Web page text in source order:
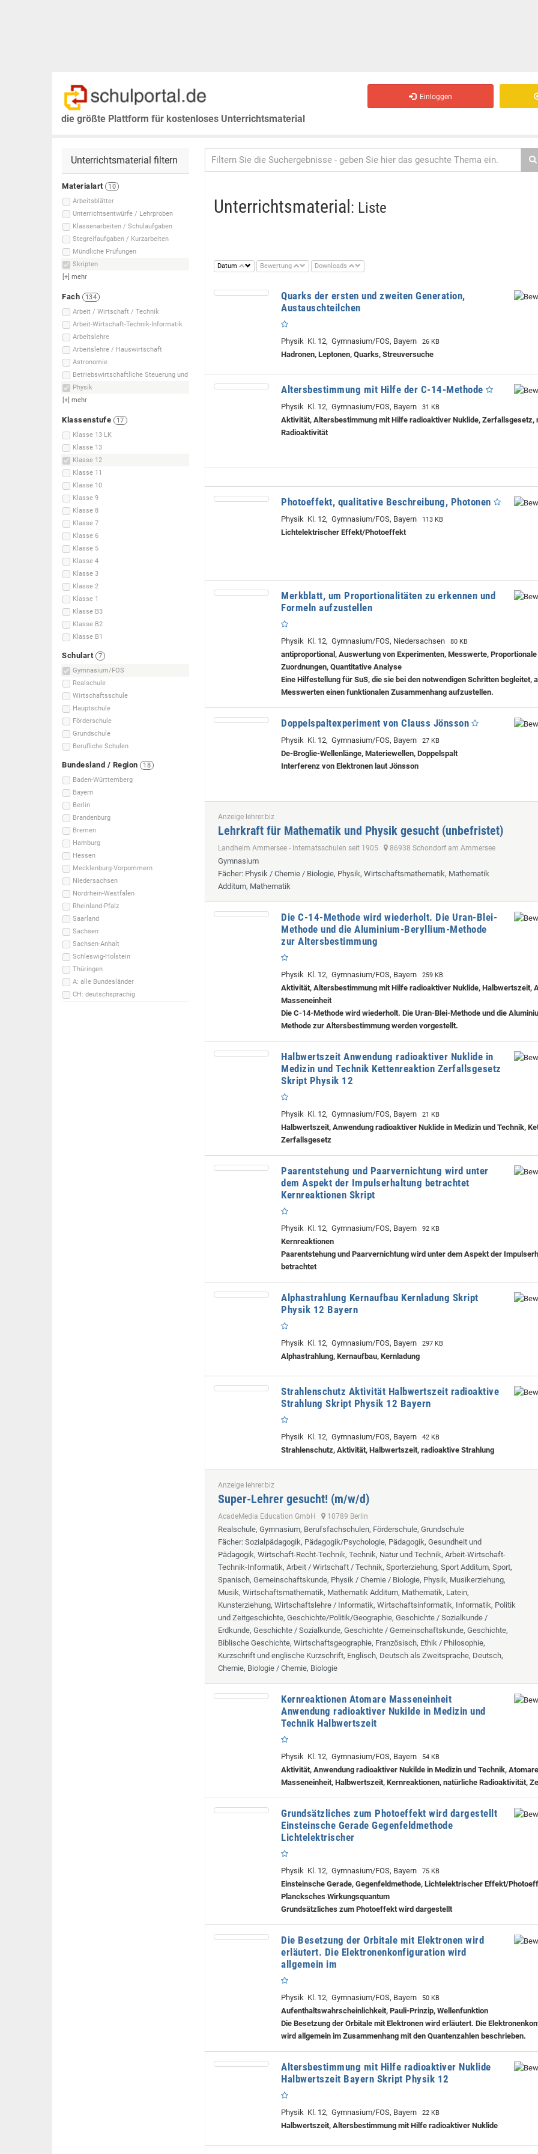
die größte Plattform für kostenloses Unterrichtsmaterial
Einloggen
Unterrichtsmaterial filtern
Materialart
10
Arbeitsblätter
Unterrichtsentwürfe / Lehrproben
Klassenarbeiten / Schulaufgaben
Stegreifaufgaben / Kurzarbeiten
Mündliche Prüfungen
Skripten
[+] mehr
Fach
134
Arbeit / Wirtschaft / Technik
Arbeit-Wirtschaft-Technik-Informatik
Arbeitslehre
Arbeitslehre / Hauswirtschaft
Astronomie
Betriebswirtschaftliche Steuerung und
Physik
[+] mehr
Klassenstufe
17
Klasse 13 LK
Klasse 13
Klasse 12
Klasse 11
Klasse 10
Klasse 9
Klasse 8
Klasse 7
Klasse 6
Klasse 5
Klasse 4
Klasse 3
Klasse 2
Klasse 1
Klasse B3
Klasse B2
Klasse B1
Schulart
7
Gymnasium/FOS
Realschule
Wirtschaftsschule
Hauptschule
Förderschule
Grundschule
Berufliche Schulen
Bundesland / Region
18
Baden-Württemberg
Bayern
Berlin
Brandenburg
Bremen
Hamburg
Hessen
Mecklenburg-Vorpommern
Niedersachsen
Nordrhein-Westfalen
Rheinland-Pfalz
Saarland
Sachsen
Sachsen-Anhalt
Schleswig-Holstein
Thüringen
A: alle Bundesländer
CH: deutschsprachig
Unterrichtsmaterial : Liste
Datum Bewertung Downloads
Quarks der ersten und zweiten Generation,
Austauschteilchen
Physik Kl. 12, Gymnasium/FOS, Bayern 26 KB
Hadronen, Leptonen, Quarks, Streuversuche
Altersbestimmung mit Hilfe der C-14-Methode
Physik Kl. 12, Gymnasium/FOS, Bayern 31 KB
Aktivität, Altersbestimmung mit Hilfe radioaktiver Nuklide, Zerfallsgesetz,
Radioaktivität
Photoeffekt, qualitative Beschreibung, Photonen
Physik Kl. 12, Gymnasium/FOS, Bayern 113 KB
Lichtelektrischer Effekt/Photoeffekt
Merkblatt, um Proportionalitäten zu erkennen und
Formeln aufzustellen
Physik Kl. 12, Gymnasium/FOS, Niedersachsen 80 KB
antiproportional, Auswertung von Experimenten, Messwerte, Proportionale
Zuordnungen, Quantitative Analyse
Eine Hilfestellung für SuS, die sie bei den notwendigen Schritten begleitet,
Messwerten einen funktionalen Zusammenhang aufzustellen.
Doppelspaltexperiment von Clauss Jönsson
Physik Kl. 12, Gymnasium/FOS, Bayern 27 KB
De-Broglie-Wellenlänge, Materiewellen, Doppelspalt
Interferenz von Elektronen laut Jönsson
Anzeige lehrer.biz
Lehrkraft für Mathematik und Physik gesucht (unbefristet)
Landheim Ammersee - Internatsschulen seit 1905 86938 Schondorf am Ammersee
Gymnasium
Fächer: Physik / Chemie / Biologie, Physik, Wirtschaftsmathematik, Mathematik
Additum, Mathematik
Die C-14-Methode wird wiederholt. Die Uran-Blei-
Methode und die Aluminium-Beryllium-Methode
zur Altersbestimmung
Physik Kl. 12, Gymnasium/FOS, Bayern 259 KB
Aktivität, Altersbestimmung mit Hilfe radioaktiver Nuklide, Halbwertszeit,
Masseneinheit
Die C-14-Methode wird wiederholt. Die Uran-Blei-Methode und die
Methode zur Altersbestimmung werden vorgestellt.
Halbwertszeit Anwendung radioaktiver Nuklide in
Medizin und Technik Kettenreaktion Zerfallsgesetz
Skript Physik 12
Physik Kl. 12, Gymnasium/FOS, Bayern 21 KB
Halbwertszeit, Anwendung radioaktiver Nuklide in Medizin und Technik,
Zerfallsgesetz
Paarentstehung und Paarvernichtung wird unter
dem Aspekt der Impulserhaltung betrachtet
Kernreaktionen Skript
Physik Kl. 12, Gymnasium/FOS, Bayern 92 KB
Kernreaktionen
Paarentstehung und Paarvernichtung wird unter dem Aspekt der
betrachtet
Alphastrahlung Kernaufbau Kernladung Skript
Physik 12 Bayern
Physik Kl. 12, Gymnasium/FOS, Bayern 297 KB
Alphastrahlung, Kernaufbau, Kernladung
Strahlenschutz Aktivität Halbwertszeit radioaktive
Strahlung Skript Physik 12 Bayern
Physik Kl. 12, Gymnasium/FOS, Bayern 42 KB
Strahlenschutz, Aktivität, Halbwertszeit, radioaktive Strahlung
Anzeige lehrer.biz
Super-Lehrer gesucht! (m/w/d)
AcadeMedia Education GmbH 10789 Berlin
Realschule, Gymnasium, Berufsfachschulen, Förderschule, Grundschule
Fächer: Sozialpädagogik, Pädagogik/Psychologie, Pädagogik, Gesundheit und
Pädagogik, Wirtschaft-Recht-Technik, Technik, Natur und Technik, Arbeit-Wirtschaft-
Technik-Informatik, Arbeit / Wirtschaft / Technik, Sporterziehung, Sport Additum, Sport,
Spanisch, Gemeinschaftskunde, Physik / Chemie / Biologie, Physik, Musikerziehung,
Musik, Wirtschaftsmathematik, Mathematik Additum, Mathematik, Latein,
Kunsterziehung, Wirtschaftslehre / Informatik, Wirtschaftsinformatik, Informatik, Politik
und Zeitgeschichte, Geschichte/Politik/Geographie, Geschichte / Sozialkunde /
Erdkunde, Geschichte / Sozialkunde, Geschichte / Gemeinschaftskunde, Geschichte,
Biblische Geschichte, Wirtschaftsgeographie, Französisch, Ethik / Philosophie,
Kurzschrift und englische Kurzschrift, Englisch, Deutsch als Zweitsprache, Deutsch,
Chemie, Biologie / Chemie, Biologie
Kernreaktionen Atomare Masseneinheit
Anwendung radioaktiver Nukilde in Medizin und
Technik Halbwertszeit
Physik Kl. 12, Gymnasium/FOS, Bayern 54 KB
Aktivität, Anwendung radioaktiver Nukilde in Medizin und Technik,
Masseneinheit, Halbwertszeit, Kernreaktionen, natürliche Radioaktivität,
Grundsätzliches zum Photoeffekt wird dargestellt
Einsteinsche Gerade Gegenfeldmethode
Lichtelektrischer
Physik Kl. 12, Gymnasium/FOS, Bayern 75 KB
Einsteinsche Gerade, Gegenfeldmethode, Lichtelektrischer Effekt/
Plancksches Wirkungsquantum
Grundsätzliches zum Photoeffekt wird dargestellt
Die Besetzung der Orbitale mit Elektronen wird
erläutert. Die Elektronenkonfiguration wird
allgemein im
Physik Kl. 12, Gymnasium/FOS, Bayern 50 KB
Aufenthaltswahrscheinlichkeit, Pauli-Prinzip, Wellenfunktion
Die Besetzung der Orbitale mit Elektronen wird erläutert. Die
wird allgemein im Zusammenhang mit den Quantenzahlen beschrieben.
Altersbestimmung mit Hilfe radioaktiver Nuklide
Halbwertszeit Bayern Skript Physik 12
Physik Kl. 12, Gymnasium/FOS, Bayern 22 KB
Halbwertszeit, Altersbestimmung mit Hilfe radioaktiver Nuklide